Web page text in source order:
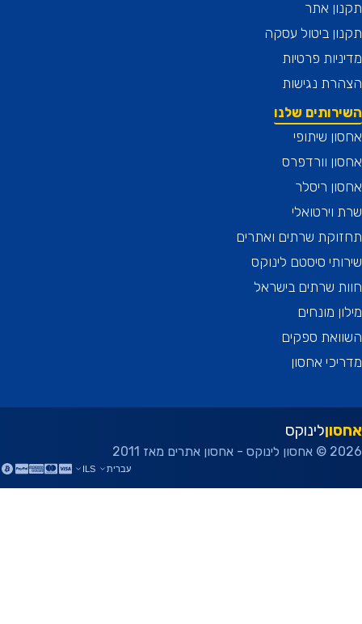
אתר
ביטול עסקה
פרטיות
נגישות
שלנו
שיתופי
וורדפרס
ריסלר
שרתים ואתרים
סיסטם לינוקס
שרתים בישראל
מונחים
ספקים
אחסון
לינוקס
מאז 2011
עברית ILS